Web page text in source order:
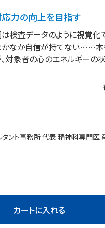
力の向上を目指す
検査データのように視覚化
かなか自信が持てない……
対象者の心のエネルギーの
ント事務所 代表 精神科専門医
カートに入れる